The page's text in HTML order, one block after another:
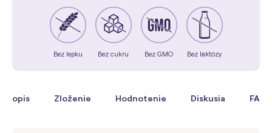
Bez lepku Bez cukru Bez GMO Bez laktózy
Popis Zloženie Hodnotenie Diskusia FAQ